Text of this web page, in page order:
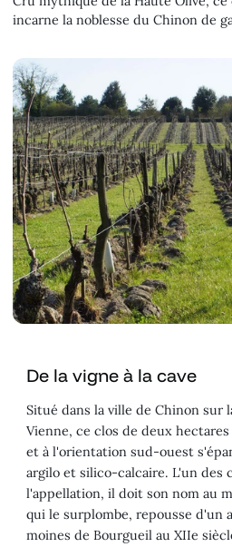
incarne la noblesse du Chinon de
De la vigne à la cave
Situé dans la ville de Chinon sur
Vienne, ce clos de deux
et à l'orientation sud-ouest
argilo et silico-calcaire. L'un des
l'appellation, il doit son nom au
qui le surplombe, repousse d'un
moines de Bourgueil au XIIe